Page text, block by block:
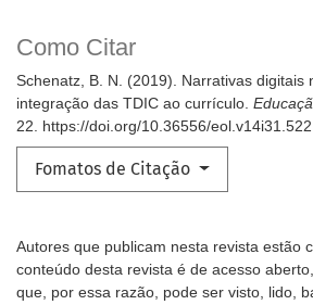
Como Citar
Schenatz, B. N. (2019). Narrativas digitais
integração das TDIC ao currículo.
22. https://doi.org/10.36556/eol.v14i31.522
Fomatos de Citação
Autores que publicam nesta revista estão
conteúdo desta revista é de acesso
que, por essa razão, pode ser visto, lido,